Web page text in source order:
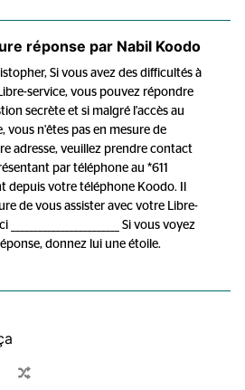
réponse par Nabil Koodo
Si vous avez des difficultés à
service, vous pouvez répondre
secrète et si malgré l'accès au
vous n'êtes pas en mesure de
adresse, veuillez prendre contact
par téléphone au *611
depuis votre téléphone Koodo. Il
de vous assister avec votre Libre-
Si vous voyez
donnez lui une étoile.